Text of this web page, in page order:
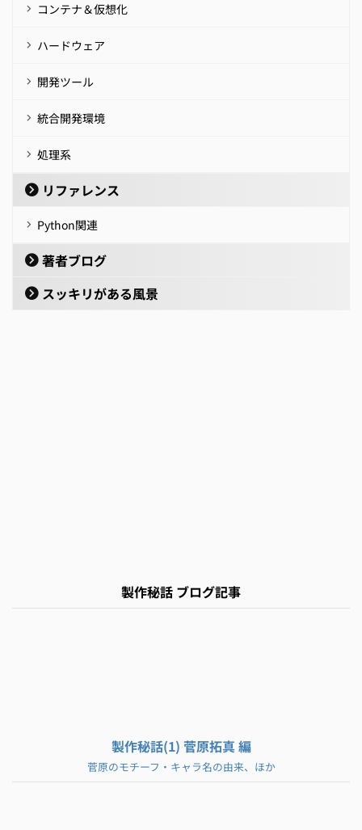
コンテナ＆仮想化
ハードウェア
開発ツール
統合開発環境
処理系
リファレンス
Python関連
著者ブログ
スッキリがある風景
製作秘話 ブログ記事
製作秘話(1) 菅原拓真 編
菅原のモチーフ・キャラ名の由来、ほか